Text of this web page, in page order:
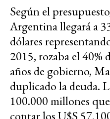
Según el
Argentina llegará a
dólares
2015, rozaba el 40%
años de gobierno,
duplicado la deuda.
100.000 millones
contar los U$S